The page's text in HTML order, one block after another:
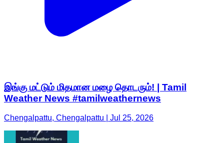
இங்கு மட்டும் மிதமான மழை தொடரும்! | Tamil
Weather News #tamilweathernews
Chengalpattu, Chengalpattu | Jul 25, 2026